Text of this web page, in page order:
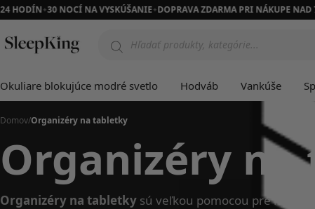
HODÍN ✦30 NOCÍ NA VYSKÚŠANIE✦DOPRAVA ZDARMA PRI NÁKUPE NAD
Products
Okuliare blokujúce modré svetlo Hodváb Vankúše
Domov/Organizéry na tabletky
Organizéry
Organizéry na tabletky sú veľkou pomocou pre